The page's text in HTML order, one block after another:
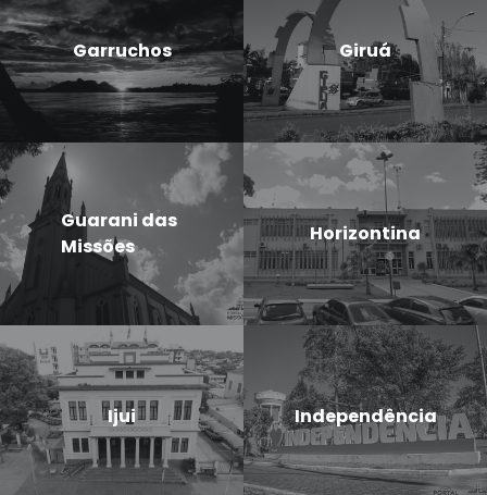
Garruchos Giruá
Guarani das
Missões
Horizontina
Ijui Independência